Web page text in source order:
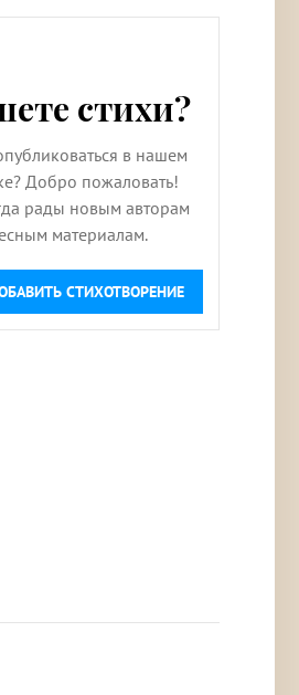
стихи?
в нашем
Добро пожаловать!
рады новым авторам
материалам.
СТИХОТВОРЕНИЕ